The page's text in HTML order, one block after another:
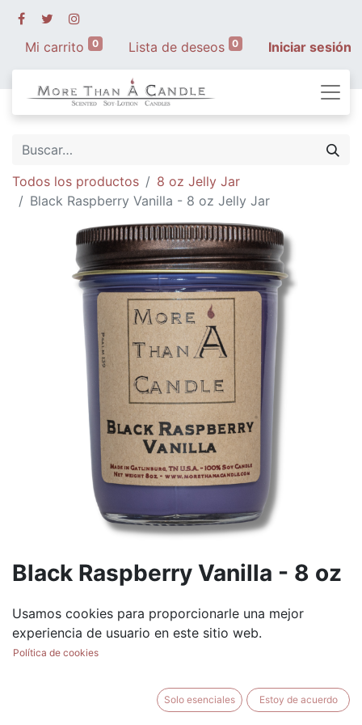
Mi carrito 0 Lista de deseos 0 Iniciar sesión
Todos los productos
8 oz Jelly Jar
Black Raspberry Vanilla - 8 oz Jelly Jar
Black Raspberry Vanilla - 8 oz
(0 reseña)
$8.99
Usamos cookies para proporcionarle una mejor
experiencia de usuario en este sitio web.
Política de cookies
Solo esenciales Estoy de acuerdo